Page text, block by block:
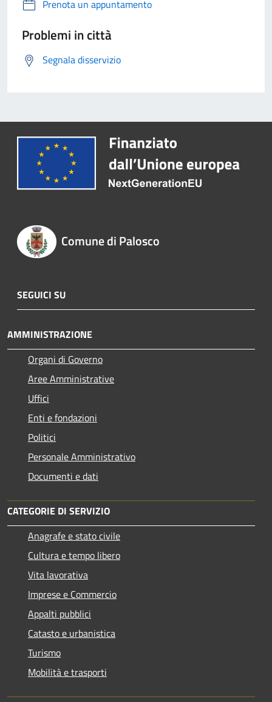
Prenota un appuntamento
Problemi in città
Segnala disservizio
Comune di Palosco
SEGUICI SU
AMMINISTRAZIONE
Organi di Governo
Aree Amministrative
Uffici
Enti e fondazioni
Politici
Personale Amministrativo
Documenti e dati
CATEGORIE DI SERVIZIO
Anagrafe e stato civile
Cultura e tempo libero
Vita lavorativa
Imprese e Commercio
Appalti pubblici
Catasto e urbanistica
Turismo
Mobilità e trasporti